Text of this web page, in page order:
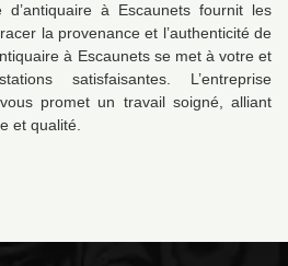
d’antiquaire à Escaunets fournit les
la provenance et l’authenticité de
à Escaunets se met à votre et
satisfaisantes. L’entreprise
promet un travail soigné, alliant
et qualité.